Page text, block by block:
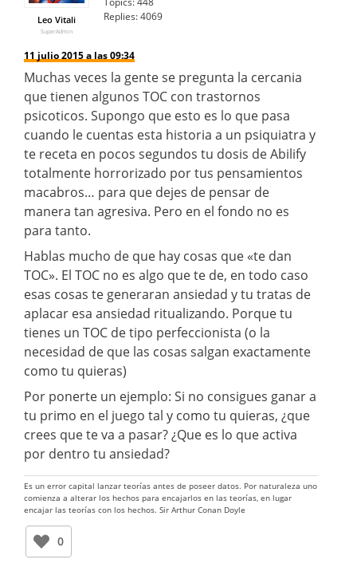
Leo Vitali
SuperAdmin
Replies:4069
11 julio 2015 a las 09:34
Muchas veces la gente se pregunta la cercania
que tienen algunos TOC con trastornos
psicoticos. Supongo que esto es lo que pasa
cuando le cuentas esta historia a un psiquiatra y
te receta en pocos segundos tu dosis de Abilify
totalmente horrorizado por tus pensamientos
macabros… para que dejes de pensar de
manera tan agresiva. Pero en el fondo no es
para tanto.
Hablas mucho de que hay cosas que «te dan
TOC». El TOC no es algo que te de, en todo caso
esas cosas te generaran ansiedad y tu tratas de
aplacar esa ansiedad ritualizando. Porque tu
tienes un TOC de tipo perfeccionista (o la
necesidad de que las cosas salgan exactamente
como tu quieras)
Por ponerte un ejemplo: Si no consigues ganar a
tu primo en el juego tal y como tu quieras, ¿que
crees que te va a pasar? ¿Que es lo que activa
por dentro tu ansiedad?
Es un error capital lanzar teorías antes de poseer datos. Por naturaleza uno
comienza a alterar los hechos para encajarlos en las teorías, en lugar
encajar las teorías con los hechos. Sir Arthur Conan Doyle
0